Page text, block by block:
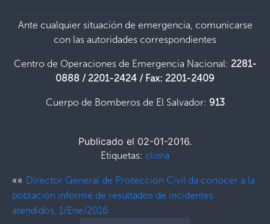
Ante cualquier situación de emergencia, comunicarse
con las autoridades correspondientes
Centro de Operaciones de Emergencia Nacional: 2281-
0888 / 2201-2424 / Fax: 2201-2409
Cuerpo de Bomberos de El Salvador: 913
Publicado el 02-01-2016.
Etiquetas: clima
«« Director General de Protección Civil da conocer a la
población informe de resultados de incidentes
atendidos, 1/Ene/2016